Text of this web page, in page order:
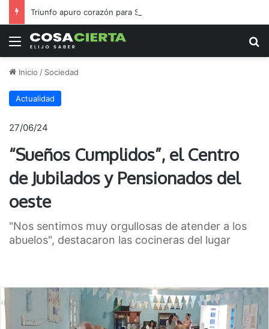
Triunfo apuro corazón para San Nicolás Rugby
Menú
Inicio / Sociedad
Actualidad
27/06/24
“Sueños Cumplidos”, el Centro
de Jubilados y Pensionados del
oeste
"Nos sentimos muy orgullosas de atender a los
abuelos", destacaron las cocineras del lugar